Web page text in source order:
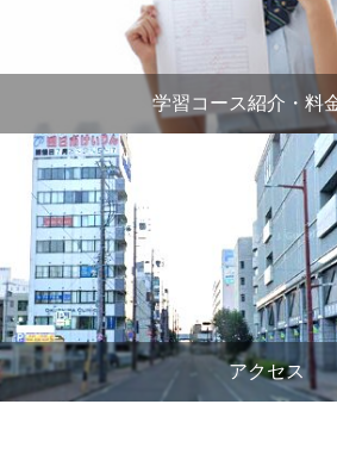
学習コース紹介・料
アクセス